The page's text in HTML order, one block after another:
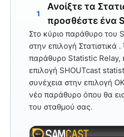
1
Ανοίξτε τα
προσθέστε ένα
Στο κύριο παράθυρο του
στην επιλογή Στατιστικά .
παράθυρο Statistic Relay,
επιλογή SHOUTcast
συνέχεια στην επιλογή OK
νέο παράθυρο όπου θα
του σταθμού σας.